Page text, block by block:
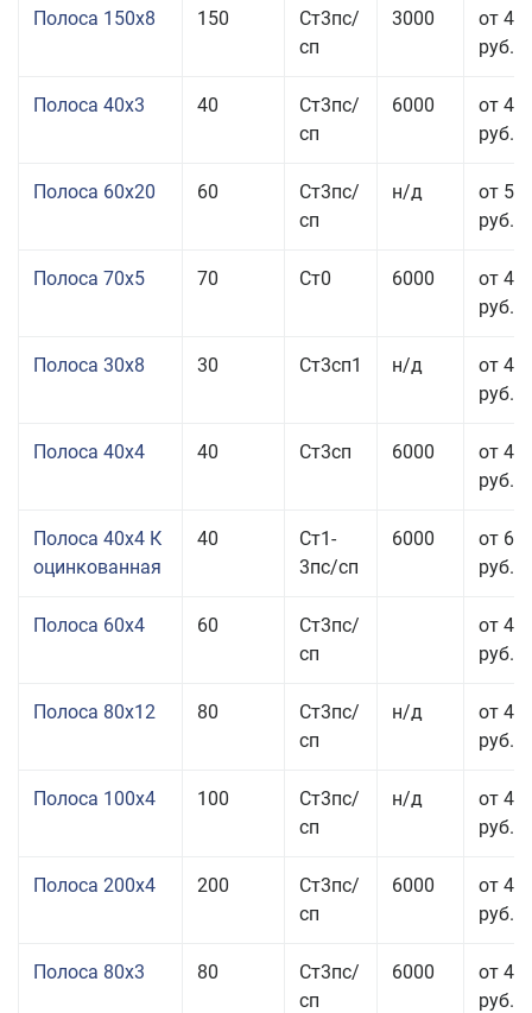
Полоса 150x8 150
Ст3пс/
сп
3000
от 42
руб.
Полоса 40x3 40
Ст3пс/
сп
6000
от 46
руб.
Полоса 60x20 60
Ст3пс/
сп
н/д
от 53
руб.
Полоса 70x5 70 Ст0 6000
от 45
руб.
Полоса 30x8 30 Ст3сп1 н/д
от 44
руб.
Полоса 40x4 40 Ст3сп 6000
от 43
руб.
Полоса 40x4 К
оцинкованная
40
Ст1-
3пс/сп
6000
от 68
руб.
Полоса 60x4 60
Ст3пс/
сп
от 43
руб.
Полоса 80x12 80
Ст3пс/
сп
н/д
от 46
руб.
Полоса 100x4 100
Ст3пс/
сп
н/д
от 44
руб.
Полоса 200x4 200
Ст3пс/
сп
6000
от 48
руб.
Полоса 80x3 80
Ст3пс/
сп
6000
от 47
руб.